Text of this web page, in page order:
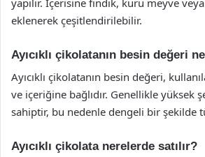
eklenerek çeşitlendirilebilir.
Ayıcıklı çikolatanın besin değeri
Ayıcıklı çikolatanın besin değeri,
ve içeriğine bağlıdır. Genellikle yüksek
sahiptir, bu nedenle dengeli bir şekilde
Ayıcıklı çikolata nerelerde satılır?